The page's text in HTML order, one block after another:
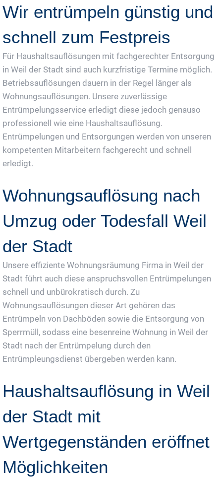
Wir entrümpeln günstig und
schnell zum Festpreis
Für Haushaltsauflösungen mit fachgerechter Entsorgung
in Weil der Stadt sind auch kurzfristige Termine möglich.
Betriebsauflösungen dauern in der Regel länger als
Wohnungsauflösungen. Unsere zuverlässige
Entrümpelungsservice erledigt diese jedoch genauso
professionell wie eine Haushaltsauflösung.
Entrümpelungen und Entsorgungen werden von unseren
kompetenten Mitarbeitern fachgerecht und schnell
erledigt.
Wohnungsauflösung nach
Umzug oder Todesfall Weil
der Stadt
Unsere effiziente Wohnungsräumung Firma in Weil der
Stadt führt auch diese anspruchsvollen Entrümpelungen
schnell und unbürokratisch durch. Zu
Wohnungsauflösungen dieser Art gehören das
Entrümpeln von Dachböden sowie die Entsorgung von
Sperrmüll, sodass eine besenreine Wohnung in Weil der
Stadt nach der Entrümpelung durch den
Entrümpleungsdienst übergeben werden kann.
Haushaltsauflösung in Weil
der Stadt mit
Wertgegenständen eröffnet
Möglichkeiten